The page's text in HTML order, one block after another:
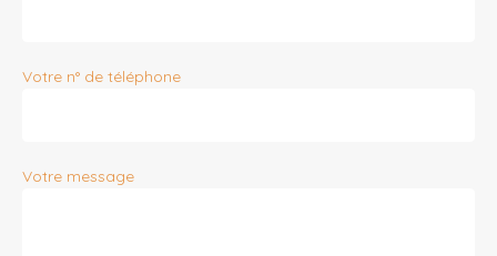
Votre n° de téléphone
Votre message